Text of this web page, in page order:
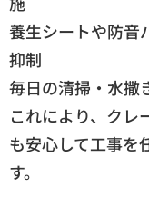
養生シートや防音
抑制
毎日の清掃・水撒
これにより、クレ
も安心して工事を
す。